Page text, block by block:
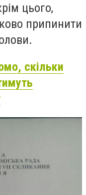
цього,
припинити
скільки